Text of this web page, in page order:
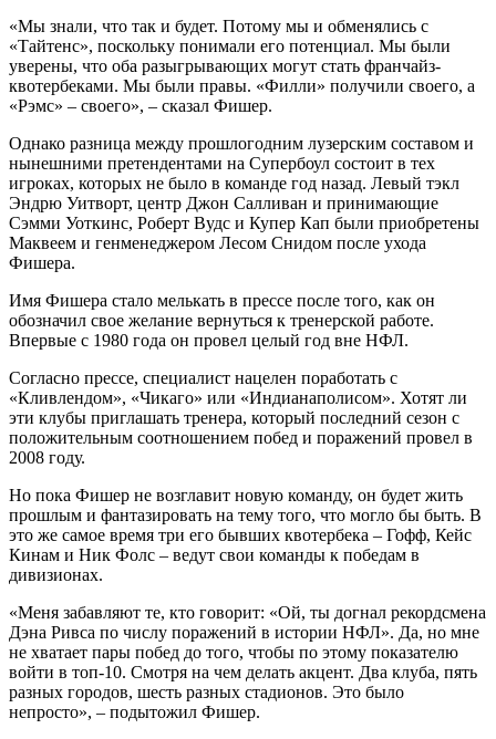
«Мы знали, что так и будет. Потому мы и обменялись с
«Тайтенс», поскольку понимали его потенциал. Мы были
уверены, что оба разыгрывающих могут стать франчайз-
квотербеками. Мы были правы. «Филли» получили своего, а
«Рэмс» – своего», – сказал Фишер.
Однако разница между прошлогодним лузерским составом и
нынешними претендентами на Супербоул состоит в тех
игроках, которых не было в команде год назад. Левый тэкл
Эндрю Уитворт, центр Джон Салливан и принимающие
Сэмми Уоткинс, Роберт Вудс и Купер Кап были приобретены
Маквеем и генменеджером Лесом Снидом после ухода
Фишера.
Имя Фишера стало мелькать в прессе после того, как он
обозначил свое желание вернуться к тренерской работе.
Впервые с 1980 года он провел целый год вне НФЛ.
Согласно прессе, специалист нацелен поработать с
«Кливлендом», «Чикаго» или «Индианаполисом». Хотят ли
эти клубы приглашать тренера, который последний сезон с
положительным соотношением побед и поражений провел в
2008 году.
Но пока Фишер не возглавит новую команду, он будет жить
прошлым и фантазировать на тему того, что могло бы быть. В
это же самое время три его бывших квотербека – Гофф, Кейс
Кинам и Ник Фолс – ведут свои команды к победам в
дивизионах.
«Меня забавляют те, кто говорит: «Ой, ты догнал рекордсмена
Дэна Ривса по числу поражений в истории НФЛ». Да, но мне
не хватает пары побед до того, чтобы по этому показателю
войти в топ-10. Смотря на чем делать акцент. Два клуба, пять
разных городов, шесть разных стадионов. Это было
непросто», – подытожил Фишер.